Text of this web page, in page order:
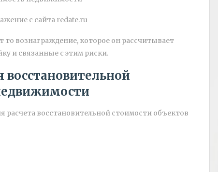
с сайта redate.ru
то вознаграждение, которое он рассчитывает
и связанные с этим риски.
расчета восстановительной стоимости объектов